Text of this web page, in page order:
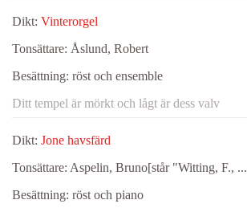
Dikt: Vinterorgel
Tonsättare: Åslund, Robert
Besättning: röst och ensemble
Ditt tempel är mörkt och lågt är dess valv
Dikt: Jone havsfärd
Tonsättare: Aspelin, Bruno[står "Witting, F., ...
Besättning: röst och piano